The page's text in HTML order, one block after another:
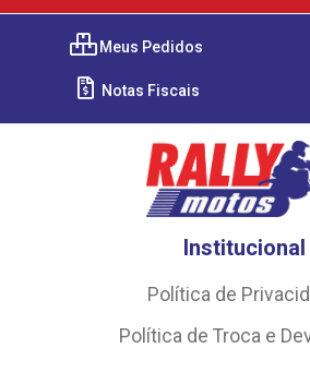
Meus Pedidos
Notas Fiscais
Institucional
Política de
Política de Troca e